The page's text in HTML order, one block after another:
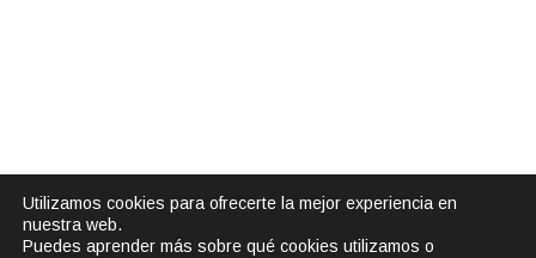
Utilizamos cookies para ofrecerte la mejor experiencia en
nuestra web.
Puedes aprender más sobre qué cookies utilizamos o